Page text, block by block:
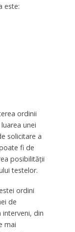
este:
ordinii
unei
solicitare a
fi de
posibilității
testelor.
ordini
de
din
mai